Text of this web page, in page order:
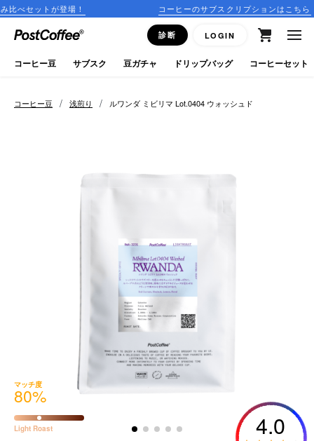
コーヒーのサブスクリプションはこちら 15:00
診断 LOGIN
close
ログイン
新規会員登録
keyboard_arrow_right
ミルク・フード類
アクセサリ
CFFBNS
コーヒー豆 / 浅煎り / ルワンダ ミビリマ Lot.0404 ウォッシュド
マッチ度
80%
Light Roast 4.0
コーヒー豆 サブスク 豆ガチャ ドリップバッグ コーヒーセット